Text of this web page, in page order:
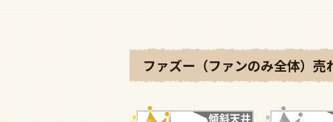
ファズー（ファンのみ全体）